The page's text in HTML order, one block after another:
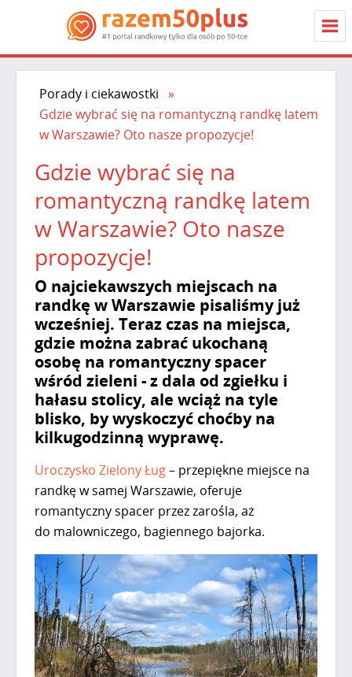
Porady i ciekawostki
Gdzie wybrać się na romantyczną randkę latem
w Warszawie? Oto nasze propozycje!
Gdzie wybrać się na
romantyczną randkę latem
w Warszawie? Oto nasze
propozycje!
O najciekawszych miejscach na
randkę w Warszawie pisaliśmy już
wcześniej. Teraz czas na miejsca,
gdzie można zabrać ukochaną
osobę na romantyczny spacer
wśród zieleni - z dala od zgiełku i
hałasu stolicy, ale wciąż na tyle
blisko, by wyskoczyć choćby na
kilkugodzinną wyprawę.
Uroczysko Zielony Ług– przepiękne miejsce na
randkę w samej Warszawie, oferuje
romantyczny spacer przez zarośla, aż
do malowniczego, bagiennego bajorka.